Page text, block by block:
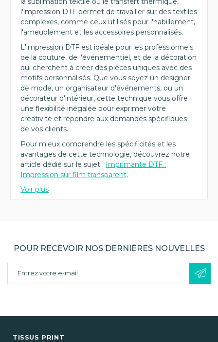
l'impression DTF permet de travailler sur des textiles
complexes, comme ceux utilisés pour l'habillement,
l'ameublement et les accessoires personnalisés.
L'impression DTF est idéale pour les professionnels
de la couture, de l'événementiel, et de la décoration
qui cherchent à créer des pièces uniques avec des
motifs personnalisés. Que vous soyez un designer
de mode, un organisateur d'événements, ou un
décorateur d'intérieur, cette technique vous offre
une flexibilité inégalée pour exprimer votre
créativité et répondre aux demandes spécifiques
de vos clients.
Pour mieux comprendre les spécificités et les
avantages de cette technologie, découvrez notre
article dédié sur le sujet : Imprimante DTF :
Impression sur film transparent.
Voir plus
POUR RECEVOIR NOS DERNIÈRES NOUVELLES
TISSUS PRINT